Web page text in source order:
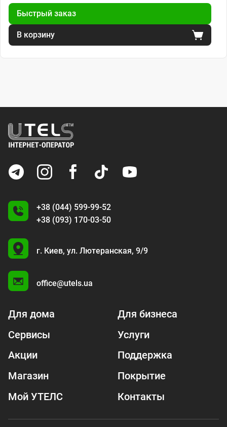
Быстрый заказ
В корзину
+38 (044) 599-99-52
+38 (093) 170-03-50
U
г. Киев, ул. Лютеранская, 9/9
office@utels.ua
Для дома
Для бизнеса
Сервисы
Услуги
Акции
Поддержка
Магазин
Покрытие
Мой УТЕЛС
Контакты